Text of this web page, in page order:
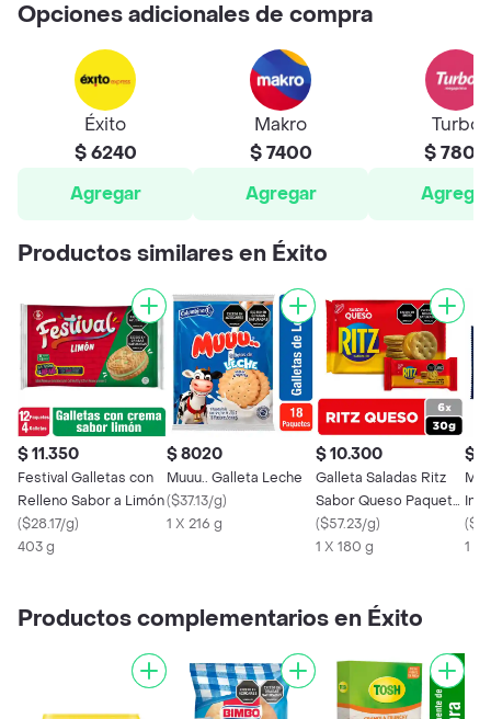
Opciones adicionales de compra
Éxito
$ 6240
Agregar
Makro
$ 7400
Agregar
Turbo
$ 7800
Agregar
Productos similares en Éxito
$ 11.350
Festival Galletas con
Relleno Sabor a Limón
($28.17/g)
403 g
$ 8020
Muuu.. Galleta Leche
($37.13/g)
1 X 216 g
$ 10.300
Galleta Saladas Ritz
Sabor Queso Paquete
6 Und 180 g
($57.23/g)
1 X 180 g
$
Ind
(
1 X
Productos complementarios en Éxito